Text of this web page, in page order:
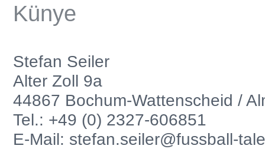
Künye
Stefan Seiler
Alter Zoll 9a
44867 Bochum-Wattenscheid /
Tel.: +49 (0) 2327-606851
E-Mail: stefan.seiler@fussball-